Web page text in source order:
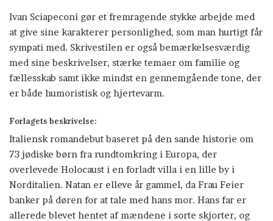
Ivan Sciapeconi gør et fremragende stykke arbejde med
at give sine karakterer personlighed, som man hurtigt får
sympati med. Skrivestilen er også bemærkelsesværdig
med sine beskrivelser, stærke temaer om familie og
fællesskab samt ikke mindst en gennemgående tone, der
er både humoristisk og hjertevarm.
Forlagets beskrivelse:
Italiensk romandebut baseret på den sande historie om
73 jødiske børn fra rundtomkring i Europa, der
overlevede Holocaust i en forladt villa i en lille by i
Norditalien. Natan er elleve år gammel, da Frau Feier
banker på døren for at tale med hans mor. Hans far er
allerede blevet hentet af mændene i sorte skjorter, og